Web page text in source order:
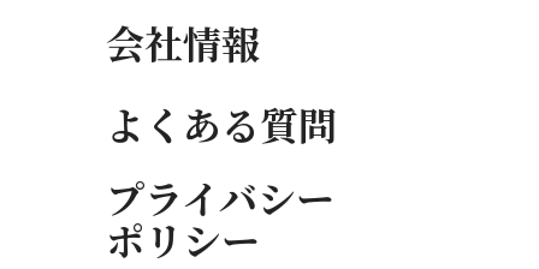
会社情報
よくある質問
プライバシー
ポリシー